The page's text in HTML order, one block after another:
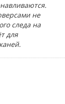
не
следа на
для